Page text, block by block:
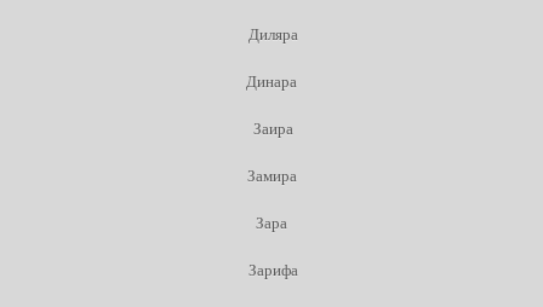
Диляра
Динара
Заира
Замира
Зара
Зарифа